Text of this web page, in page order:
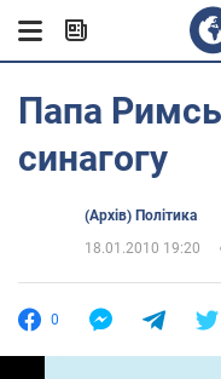
Папа
синагогу
(Архів) Політика
18.01.2010 19:20
0